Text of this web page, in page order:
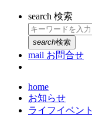
search 検索
search検索
mail お問合せ
home
お知らせ
ライフイベント